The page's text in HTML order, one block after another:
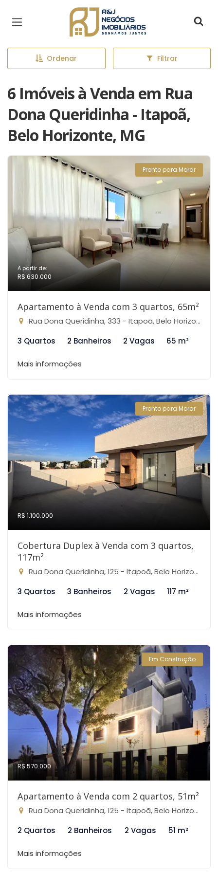
Página inicial
Ordenar Filtrar
6 Imóveis à Venda em Rua
Dona Queridinha - Itapoã,
Belo Horizonte, MG
Pronto para Morar
A partir de:
R$ 630.000
Apartamento à Venda com 3 quartos, 65m²
Rua Dona Queridinha, 333 - Itapoã, Belo Horizonte-MG
3 Quartos
2 Banheiros 2 Vagas 65 m²
Mais informações
Pronto para Morar
R$ 1.100.000
Cobertura Duplex à Venda com 3 quartos,
117m²
Rua Dona Queridinha, 125 - Itapoã, Belo Horizonte-MG
3 Quartos
3 Banheiros 2 Vagas 117 m²
Mais informações
Em Construção
R$ 570.000
Apartamento à Venda com 2 quartos, 51m²
Rua Dona Queridinha, 125 - Itapoã, Belo Horizonte-MG
2 Quartos
2 Banheiros 2 Vagas 51 m²
Mais informações